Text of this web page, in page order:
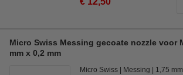
Micro Swiss Messing gecoate nozzle voor
mm x 0,2 mm
Micro Swiss Messing 1,75 mm